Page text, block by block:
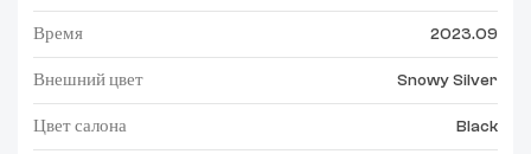
Время 2023.09
Внешний цвет Snowy Silver
Цвет салона Black